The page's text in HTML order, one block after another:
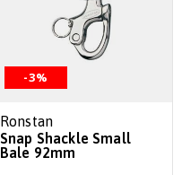
-3%
Ronstan
Snap Shackle Small
Bale 92mm